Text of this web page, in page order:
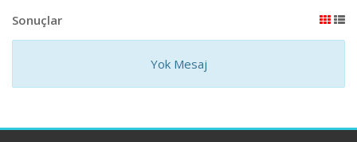
Sonuçlar
Yok Mesaj